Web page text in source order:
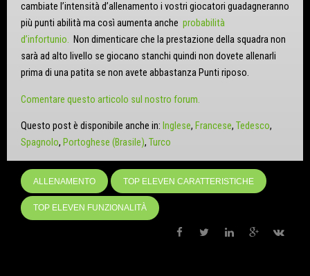
cambiate l’intensità d’allenamento i vostri giocatori guadagneranno
più punti abilità ma così aumenta anche probabilità
d’infortunio. Non dimenticare che la prestazione della squadra non
sarà ad alto livello se giocano stanchi quindi non dovete allenarli
prima di una patita se non avete abbastanza Punti riposo.
Comentare questo articolo sul nostro forum.
Questo post è disponibile anche in: Inglese Francese Tedesco
Spagnolo Portoghese (Brasile) Turco
ALLENAMENTO TOP ELEVEN CARATTERISTICHE
TOP ELEVEN FUNZIONALITÀ